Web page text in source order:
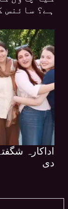
ہے؟ سائنس
اداکارہ
دی